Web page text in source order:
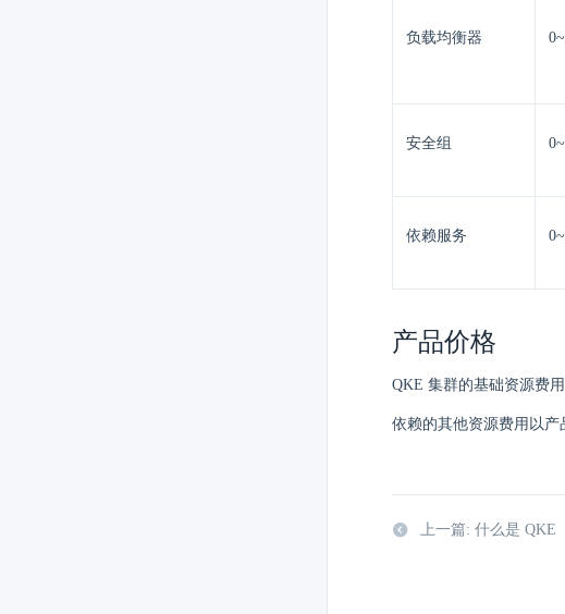
负载均衡器
安全组
依赖服务
产品价格
QKE 集群的基础资源费
依赖的其他资源费用以产
上一篇: 什么是 QKE